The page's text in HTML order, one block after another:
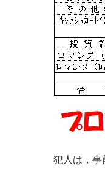
犯人は，事